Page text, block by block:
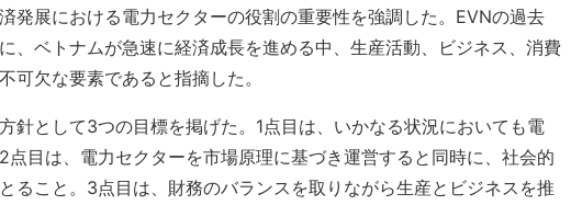
発展における電力セクターの役割の重要性を強調した。EVNの過去
、ベトナムが急速に経済成長を進める中、生産活動、ビジネス、消費
可欠な要素であると指摘した。
針として3つの目標を掲げた。1点目は、いかなる状況においても電
点目は、電力セクターを市場原理に基づき運営すると同時に、社会的
ること。3点目は、財務のバランスを取りながら生産とビジネスを推